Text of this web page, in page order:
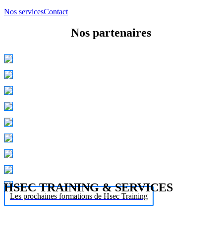
Nos servicesContact
Nos partenaires
Les prochaines formations de Hsec Training
HSEC TRAINING & SERVICES